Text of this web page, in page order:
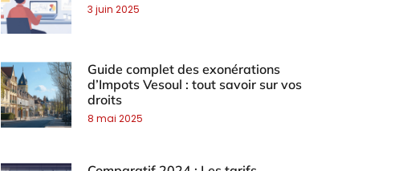
3 juin 2025
Guide complet des exonérations
d’Impots Vesoul : tout savoir sur vos
droits
8 mai 2025